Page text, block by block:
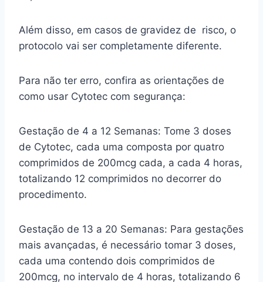
Além disso, em casos de gravidez de risco, o
protocolo vai ser completamente diferente.
Para não ter erro, confira as orientações de
como usar Cytotec com segurança:
Gestação de 4 a 12 Semanas: Tome 3 doses
de Cytotec, cada uma composta por quatro
comprimidos de 200mcg cada, a cada 4 horas,
totalizando 12 comprimidos no decorrer do
procedimento.
Gestação de 13 a 20 Semanas: Para gestações
mais avançadas, é necessário tomar 3 doses,
cada uma contendo dois comprimidos de
200mcg, no intervalo de 4 horas, totalizando 6